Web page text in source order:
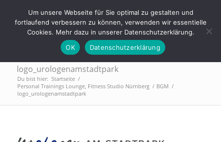
Tel.: 0911 - 2171 4565 | info@trainings-lounge.de
logo_urologenamstadtpark
Du bist hier: Startseite /
Personal Trainings Lounge, Fitness Studio Nürnberg / BGM /
logo_urologenamstadtpark
Um unsere Webseite für Sie optimal zu gestalten und
fortlaufend verbessern zu können, verwenden wir essentielle
Cookies. Mehr dazu in unserer Datenschutzerklärung.
OK
Datenschutzerklärung